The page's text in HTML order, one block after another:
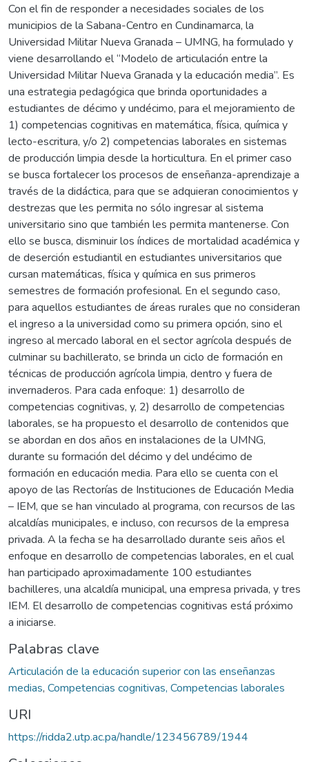
Con el fin de responder a necesidades sociales de los
municipios de la Sabana-Centro en Cundinamarca, la
Universidad Militar Nueva Granada – UMNG, ha formulado y
viene desarrollando el “Modelo de articulación entre la
Universidad Militar Nueva Granada y la educación media”. Es
una estrategia pedagógica que brinda oportunidades a
estudiantes de décimo y undécimo, para el mejoramiento de
1) competencias cognitivas en matemática, física, química y
lecto-escritura, y/o 2) competencias laborales en sistemas
de producción limpia desde la horticultura. En el primer caso
se busca fortalecer los procesos de enseñanza-aprendizaje a
través de la didáctica, para que se adquieran conocimientos y
destrezas que les permita no sólo ingresar al sistema
universitario sino que también les permita mantenerse. Con
ello se busca, disminuir los índices de mortalidad académica y
de deserción estudiantil en estudiantes universitarios que
cursan matemáticas, física y química en sus primeros
semestres de formación profesional. En el segundo caso,
para aquellos estudiantes de áreas rurales que no consideran
el ingreso a la universidad como su primera opción, sino el
ingreso al mercado laboral en el sector agrícola después de
culminar su bachillerato, se brinda un ciclo de formación en
técnicas de producción agrícola limpia, dentro y fuera de
invernaderos. Para cada enfoque: 1) desarrollo de
competencias cognitivas, y, 2) desarrollo de competencias
laborales, se ha propuesto el desarrollo de contenidos que
se abordan en dos años en instalaciones de la UMNG,
durante su formación del décimo y del undécimo de
formación en educación media. Para ello se cuenta con el
apoyo de las Rectorías de Instituciones de Educación Media
– IEM, que se han vinculado al programa, con recursos de las
alcaldías municipales, e incluso, con recursos de la empresa
privada. A la fecha se ha desarrollado durante seis años el
enfoque en desarrollo de competencias laborales, en el cual
han participado aproximadamente 100 estudiantes
bachilleres, una alcaldía municipal, una empresa privada, y tres
IEM. El desarrollo de competencias cognitivas está próximo
a iniciarse.
Palabras clave
Articulación de la educación superior con las enseñanzas
medias, Competencias cognitivas, Competencias laborales
URI
https://ridda2.utp.ac.pa/handle/123456789/1944